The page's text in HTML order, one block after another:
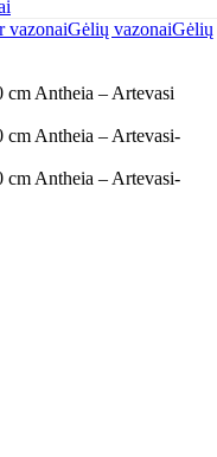
vazonaiGėlių vazonaiGėlių